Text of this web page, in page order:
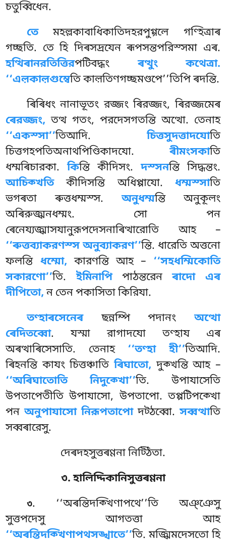
চতুব্বিধেন.
তেমহল্লকাবাধিকাতিদহরপুগ্গলে গণ্হিত্ৰাৰ
গচ্ছতি. তে হি দিৰসদ্ৰযেন ৰূপসন্তপরিস্সমা এৰ.
হত্থিৰানরতিত্তিরপটিবদ্ধংৰত্থুং কথেত্ৰা.
‘‘এল়কাল়গুম্বেতি কাল়তিণগচ্ছমণ্ডপে’’তিপি ৰদন্তি.
ৰিৰিধং নানাভূতং রজ্জং ৰিরজ্জং, ৰিরজ্জমেৰ
ৰেরজ্জং, তত্থ গতং, পরদেসগতন্তি অত্থো. তেনাহ
‘‘একস্সা’’তিআদি.চিত্তসুদত্তাদযোতি
চিত্তগহপতিঅনাথপিণ্ডিকাদযো.ৰীমংসকাতি
ধম্মৰিচারকা.কিন্তি কীদিসং.দস্সনন্তি সিদ্ধন্তং.
আচিক্খতিকীদিসন্তি অধিপ্পাযো. ধম্মস্সাতি
ভগৰতা ৰুত্তধম্মস্স.অনুধম্মন্তি অনুকূলং
অৰিরুজ্ঝনধম্মং. সো পন
ৰেনেয্যজ্ঝাসযানুরূপদেসনাৰিত্থারোতি আহ –
‘‘ৰুত্তব্যাকরণস্স অনুব্যাকরণ’’ন্তি. ধারেতি অত্তনো
ফলন্তি ধম্মো, কারণন্তি আহ – ‘‘সহধম্মিকোতি
সকারণো’’তি.ইমিনাপিপাঠন্তরেনৰাদো এৰ
দীপিতো,ন তেন পকাসিতা কিরিযা.
তণ্হাৰসেনেৰছন্নম্পি পদানংঅত্থো
ৰেদিতব্বো. যস্মা রাগাদযো তণ্হায এৰ
অৰত্থাৰিসেসাতি. তেনাহ ‘‘তণ্হা হী’’তিআদি.
ৰিহনন্তি কাযং চিত্তঞ্চাতিৰিঘাতো, দুক্খন্তি আহ –
‘‘অৰিঘাতোতি
নিদুক্খো’’তি. উপাযাসেতি
উপতাপেতীতি উপাযাসো, উপতাপো. তপ্পটিপক্খো
পনঅনুপাযাসো নিরূপতাপোদট্ঠব্বো.সব্বত্থাতি
সব্বৰারেসু.
দেৰদহসুত্তৰণ্ণনা নিট্ঠিতা.
৩. হালিদ্দিকানিসুত্তৰণ্ণনা
৩. ‘‘অৰন্তিদক্খিণাপথে’’তি অঞ্ঞেসু
সুত্তপদেসু আগতত্তা আহ
‘‘অৰন্তিদক্খিণাপথসঙ্খাতে’’তি. মজ্ঝিমদেসতো হি